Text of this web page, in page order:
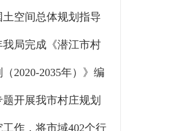
空间总体规划指导
我局完成《潜江市村
2020-2035年）》编
开展我市村庄规划
作，将市域402个行